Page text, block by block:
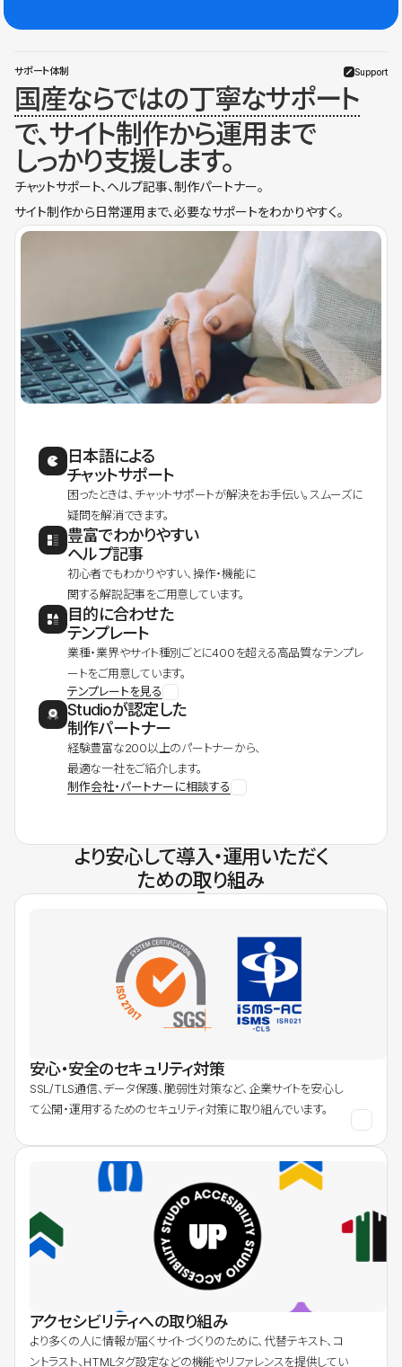
サポート体制 Support
国産ならではの丁寧なサポート
で、サイト制作から運用まで
しっかり支援します。
チャットサポート、ヘルプ記事、制作パートナー。
サイト制作から日常運用まで、必要なサポートをわかりやすく。
日本語による
チャットサポート
困ったときは、チャットサポートが解決をお手伝い。スムーズに
疑問を解消できます。
豊富でわかりやすい
ヘルプ記事
初心者でもわかりやすい、操作・機能に
関する解説記事をご用意しています。
目的に合わせた
テンプレート
業種・業界やサイト種別ごとに400を超える高品質なテンプレ
ートをご用意しています。
テンプレートを見る
Studioが認定した
制作パートナー
経験豊富な200以上のパートナーから、
最適な一社をご紹介します。
制作会社・パートナーに相談する
より安心して導入・運用いただく
ための取り組み
安心・安全のセキュリティ対策
SSL/TLS通信、データ保護、脆弱性対策など、企業サイトを安心し
て公開・運用するためのセキュリティ対策に取り組んでいます。
アクセシビリティへの取り組み
より多くの人に情報が届くサイトづくりのために、代替テキスト、コ
ントラスト、HTMLタグ設定などの機能やリファレンスを提供してい